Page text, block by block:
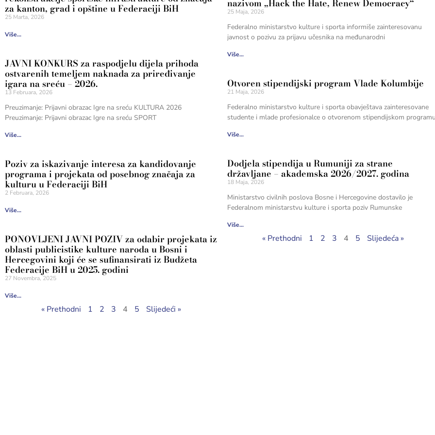
za kanton, grad i opštine u Federaciji BiH
25 Marta, 2026
Više...
JAVNI KONKURS za raspodjelu dijela prihoda
ostvarenih temeljem naknada za priređivanje
igara na sreću – 2026.
13 Februara, 2026
Preuzimanje: Prijavni obrazac Igre na sreću KULTURA 2026
Preuzimanje: Prijavni obrazac Igre na sreću SPORT
Više...
Poziv za iskazivanje interesa za kandidovanje
programa i projekata od posebnog značaja za
kulturu u Federaciji BiH
2 Februara, 2026
Više...
PONOVLJENI JAVNI POZIV za odabir projekata iz
oblasti publicistike kulture naroda u Bosni i
Hercegovini koji će se sufinansirati iz Budžeta
Federacije BiH u 2025. godini
27 Novembra, 2025
Više...
« Prethodni 1 2 3 4 5 Slijedeći »
nazivom „Hack the Hate, Renew Democracy“
25 Maja, 2026
Federalno ministarstvo kulture i sporta informiše zainteresovanu
javnost o pozivu za prijavu učesnika na međunarodni
Više...
Otvoren stipendijski program Vlade Kolumbije
21 Maja, 2026
Federalno ministarstvo kulture i sporta obavještava zainteresovane
studente i mlade profesionalce o otvorenom stipendijskom
Više...
Dodjela stipendija u Rumuniji za strane
državljane – akademska 2026/2027. godina
18 Maja, 2026
Ministarstvo civilnih poslova Bosne i Hercegovine dostavilo je
Federalnom ministarstvu kulture i sporta poziv Rumunske
Više...
« Prethodni 1 2 3 4 5 Slijedeća »